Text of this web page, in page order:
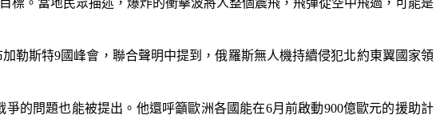
勒斯特9國峰會，聯合聲明中提到，俄羅斯無人機持續侵犯北約東翼國家領
的問題也能被提出。他還呼籲歐洲各國能在6月前啟動900億歐元的援助計